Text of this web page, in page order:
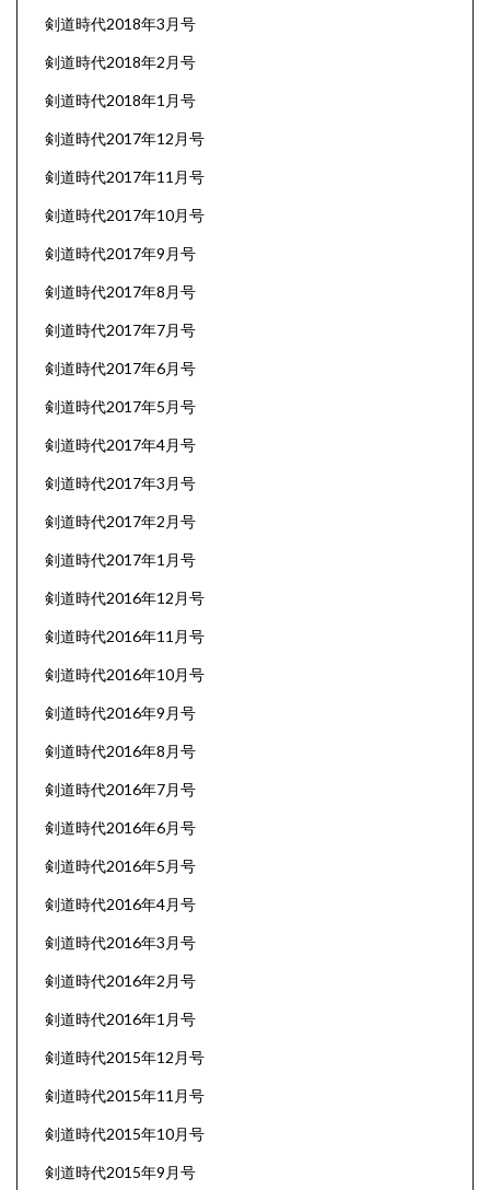
剣道時代2018年3月号
剣道時代2018年2月号
剣道時代2018年1月号
剣道時代2017年12月号
剣道時代2017年11月号
剣道時代2017年10月号
剣道時代2017年9月号
剣道時代2017年8月号
剣道時代2017年7月号
剣道時代2017年6月号
剣道時代2017年5月号
剣道時代2017年4月号
剣道時代2017年3月号
剣道時代2017年2月号
剣道時代2017年1月号
剣道時代2016年12月号
剣道時代2016年11月号
剣道時代2016年10月号
剣道時代2016年9月号
剣道時代2016年8月号
剣道時代2016年7月号
剣道時代2016年6月号
剣道時代2016年5月号
剣道時代2016年4月号
剣道時代2016年3月号
剣道時代2016年2月号
剣道時代2016年1月号
剣道時代2015年12月号
剣道時代2015年11月号
剣道時代2015年10月号
剣道時代2015年9月号